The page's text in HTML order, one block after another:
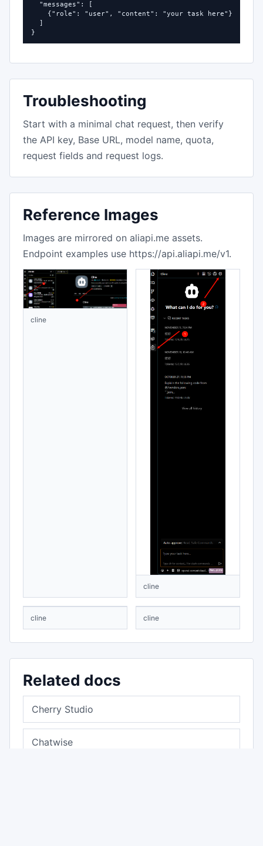
  "messages": [
    {"role": "user", "content": "your task here"}
  ]
}
Troubleshooting
Start with a minimal chat request, then verify
the API key, Base URL, model name, quota,
request fields and request logs.
Reference Images
Images are mirrored on aliapi.me assets.
Endpoint examples use https://api.aliapi.me/v1.
cline
cline